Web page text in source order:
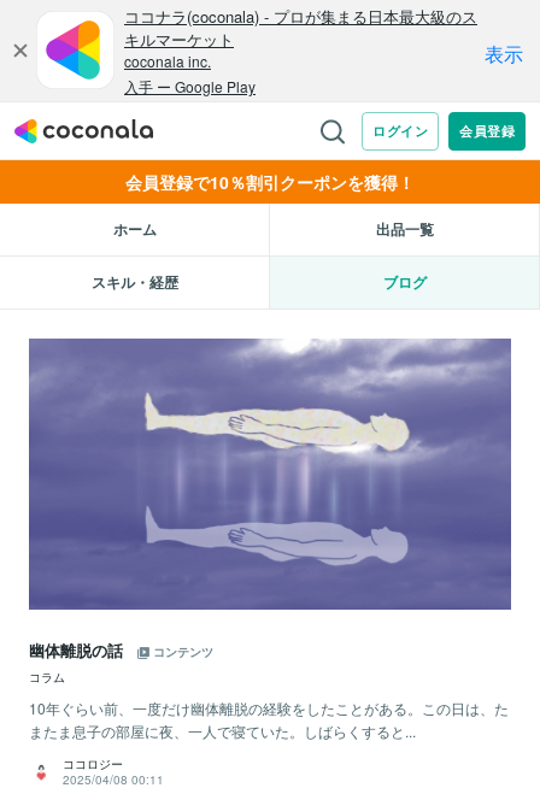
会員登録で10％割引クーポンを獲得！
ホーム 出品一覧
スキル・経歴 ブログ
幽体離脱の話
コンテンツ
コラム
10年ぐらい前、一度だけ幽体離脱の経験をしたことがある。この日は、た
またま息子の部屋に夜、一人で寝ていた。しばらくすると...
ココロジー
2025/04/08 00:11